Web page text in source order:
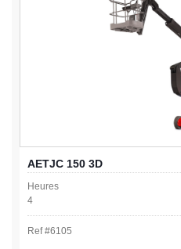
AETJC 150 3D
Heures
4
Ref #6105